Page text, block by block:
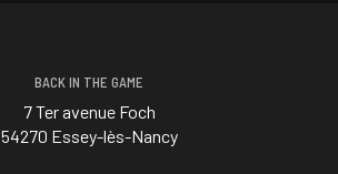
BACK IN THE GAME
7 Ter avenue Foch
54270 Essey-lès-Nancy